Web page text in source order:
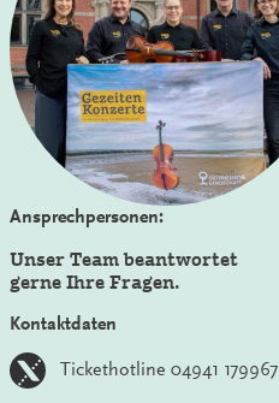
Ansprechpersonen:
Unser Team beantwortet
gerne Ihre Fragen.
Kontaktdaten
Tickethotline 04941 179967